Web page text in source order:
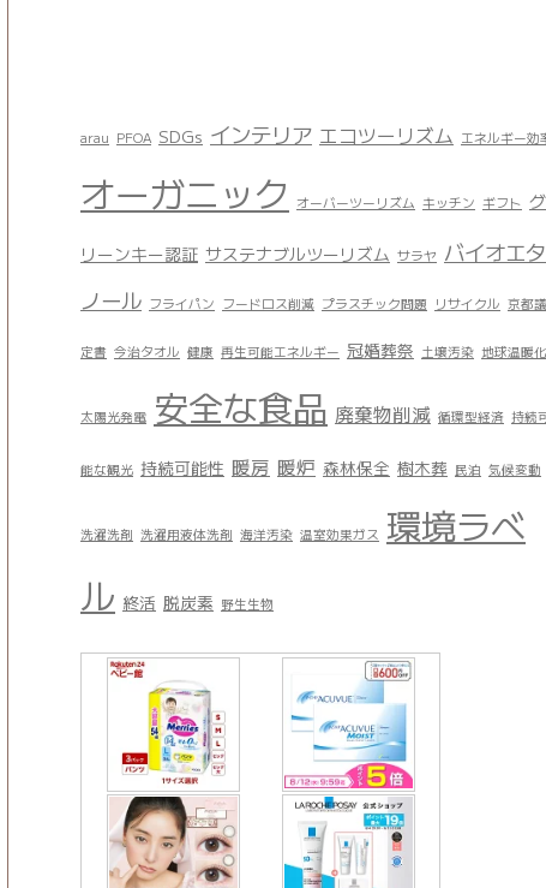
arau PFOA SDGs インテリア エコツーリズム エネルギー効
オーガニック オーバーツーリズム キッチン ギフト グ
リーンキー認証 サステナブルツーリズム サラヤ バイオエタ
ノール フライパン フードロス削減 プラスチック問題 リサイクル 京都議
定書 今治タオル 健康 再生可能エネルギー 冠婚葬祭 土壌汚染 地球温暖化
太陽光発電 安全な食品 廃棄物削減 循環型経済 持続
能な観光 持続可能性 暖房 暖炉 森林保全 樹木葬 民泊 気候変動
洗濯洗剤 洗濯用液体洗剤 海洋汚染 温室効果ガス 環境ラベ
ル 終活 脱炭素 野生生物